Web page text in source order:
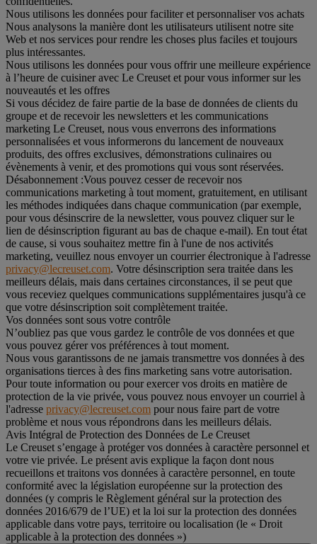
Nous utilisons les données pour faciliter et personnaliser vos achats
Nous analysons la manière dont les utilisateurs utilisent notre site
Web et nos services pour rendre les choses plus faciles et toujours
plus intéressantes.
Nous utilisons les données pour vous offrir une meilleure expérience
à l’heure de cuisiner avec Le Creuset et pour vous informer sur les
nouveautés et les offres
Si vous décidez de faire partie de la base de données de clients du
groupe et de recevoir les newsletters et les communications
marketing Le Creuset, nous vous enverrons des informations
personnalisées et vous informerons du lancement de nouveaux
produits, des offres exclusives, démonstrations culinaires ou
évènements à venir, et des promotions qui vous sont réservées.
Désabonnement :Vous pouvez cesser de recevoir nos
communications marketing à tout moment, gratuitement, en utilisant
les méthodes indiquées dans chaque communication (par exemple,
pour vous désinscrire de la newsletter, vous pouvez cliquer sur le
lien de désinscription figurant au bas de chaque e-mail). En tout état
de cause, si vous souhaitez mettre fin à l'une de nos activités
marketing, veuillez nous envoyer un courrier électronique à l'adresse
privacy@lecreuset.com. Votre désinscription sera traitée dans les
meilleurs délais, mais dans certaines circonstances, il se peut que
vous receviez quelques communications supplémentaires jusqu'à ce
que votre désinscription soit complètement traitée.
Vos données sont sous votre contrôle
N’oubliez pas que vous gardez le contrôle de vos données et que
vous pouvez gérer vos préférences à tout moment.
Nous vous garantissons de ne jamais transmettre vos données à des
organisations tierces à des fins marketing sans votre autorisation.
Pour toute information ou pour exercer vos droits en matière de
protection de la vie privée, vous pouvez nous envoyer un courriel à
l'adresse privacy@lecreuset.com pour nous faire part de votre
problème et nous vous répondrons dans les meilleurs délais.
Avis Intégral de Protection des Données de Le Creuset
Le Creuset s’engage à protéger vos données à caractère personnel et
votre vie privée. Le présent avis explique la façon dont nous
recueillons et traitons vos données à caractère personnel, en toute
conformité avec la législation européenne sur la protection des
données (y compris le Règlement général sur la protection des
données 2016/679 de l’UE) et la loi sur la protection des données
applicable dans votre pays, territoire ou localisation (le « Droit
applicable à la protection des données »)